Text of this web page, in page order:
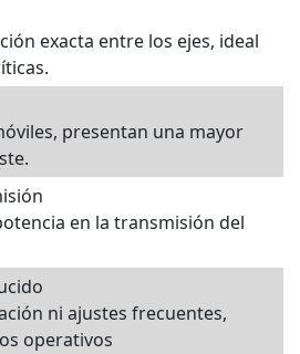
exacta entre los ejes, ideal
presentan una mayor
en la transmisión del
ni ajustes frecuentes,
operativos